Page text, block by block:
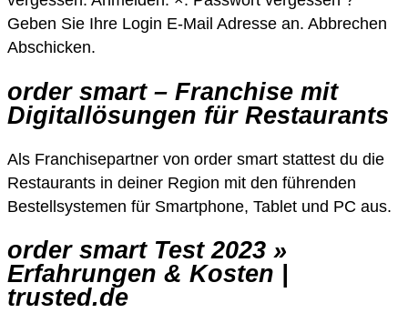
Geben Sie Ihre Login E-Mail Adresse an. Abbrechen
Abschicken.
order smart – Franchise mit
Digitallösungen für Restaurants
Als Franchisepartner von order smart stattest du die
Restaurants in deiner Region mit den führenden
Bestellsystemen für Smartphone, Tablet und PC aus.
order smart Test 2023 »
Erfahrungen & Kosten |
trusted.de